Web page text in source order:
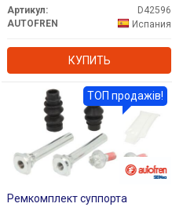
Артикул:
D42596
AUTOFREN
Испания
КУПИТЬ
Ремкомплект суппорта
ТОП продажів!